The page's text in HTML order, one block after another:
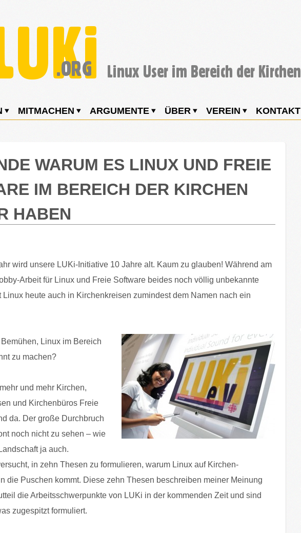
MITMACHEN ARGUMENTE ÜBER VEREIN KONTAKT
WARUM ES LINUX UND FREIE
IM BEREICH DER KIRCHEN
HABEN
wird unsere LUKi-Initiative 10 Jahre alt. Kaum zu glauben! Während am
Arbeit für Linux und Freie Software beides noch völlig unbekannte
Linux heute auch in Kirchenkreisen zumindest dem Namen nach ein
Linux im Bereich
zu machen?
und mehr Kirchen,
und Kirchenbüros Freie
da. Der große Durchbruch
noch nicht zu sehen – wie
ja auch.
in zehn Thesen zu formulieren, warum Linux auf Kirchen-
die Puschen kommt. Diese zehn Thesen beschreiben meiner Meinung
die Arbeitsschwerpunkte von LUKi in der kommenden Zeit und sind
zugespitzt formuliert.